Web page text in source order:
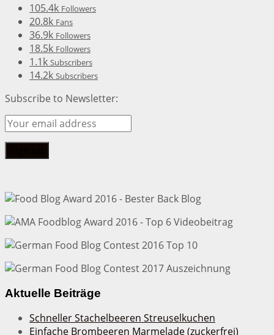
105.4k Followers
20.8k Fans
36.9k Followers
18.5k Followers
1.1k Subscribers
14.2k Subscribers
Subscribe to Newsletter:
Aktuelle Beiträge
Schneller Stachelbeeren Streuselkuchen
Einfache Brombeeren Marmelade (zuckerfrei)